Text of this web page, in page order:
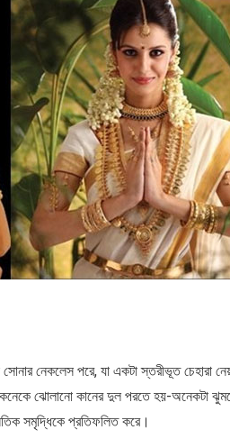
সোনার নেকলেস পরে, যা একটা স্তরীভূত চেহারা
ঝোলানো কানের দুল পরতে হয়-অনেকটা
সমৃদ্ধিকে প্রতিফলিত করে।